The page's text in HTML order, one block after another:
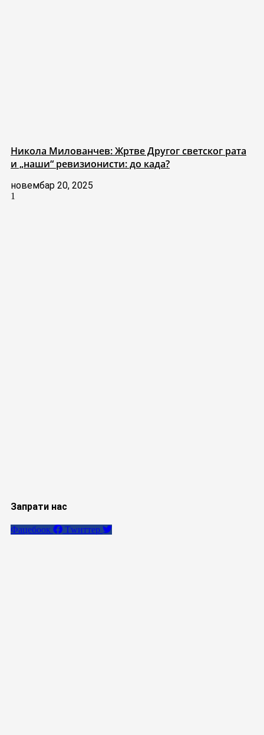
Никола Милованчев: Жртве Другог светског рата
и „наши“ ревизионисти: до када?
новембар 20, 2025
Запрати нас
Фацебоок Тwиттер